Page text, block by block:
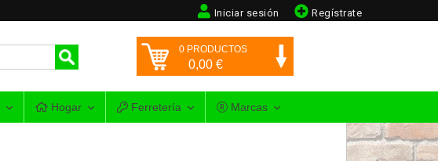
Regístrate
Iniciar sesión
0 PRODUCTOS
0,00 €
Hogar Ferretería Marcas